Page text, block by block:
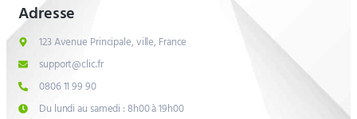
Adresse
123 Avenue Principale, ville, France
support@clic.fr
0806 11 99 90
Du lundi au samedi : 8h00 à 19h00